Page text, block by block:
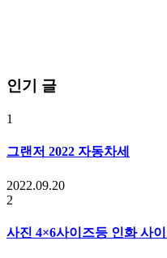
인기 글
1
그랜저 2022 자동차세
2022.09.20
2
사진 4×6사이즈등 인화 사